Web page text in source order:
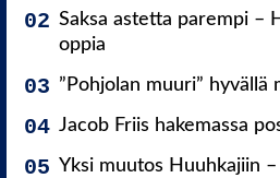
Saksa astetta parempi –
oppia
”Pohjolan muuri” hyvällä
Jacob Friis hakemassa
Yksi muutos Huuhkajiin